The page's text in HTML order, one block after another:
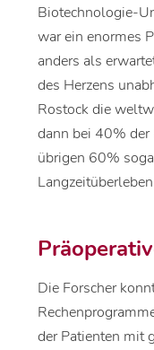
Biotechnologie-
war ein enormes
anders als
des Herzens
Rostock die
dann bei 40% der
übrigen 60%
Die Forscher
der Patienten mit